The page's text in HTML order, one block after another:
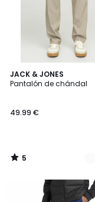
JACK & JONES
Pantalón de chándal
49.99 €
5
/
2
Colores
5
/